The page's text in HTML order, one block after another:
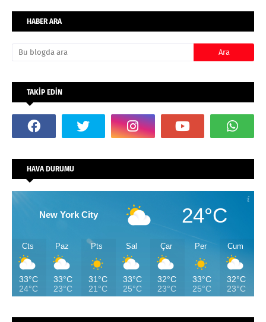
HABER ARA
TAKİP EDİN
HAVA DURUMU
New York City 24°C
Cts
33°C
24°C
Paz
33°C
23°C
Pts
31°C
21°C
Sal
33°C
25°C
Çar
32°C
23°C
Per
33°C
25°C
Cum
32°C
23°C